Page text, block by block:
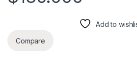
Add to
Compare